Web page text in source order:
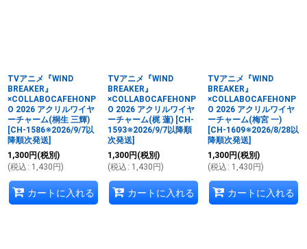
TVアニメ『WIND
BREAKER』
×COLLABOCAFEHONP
O 2026 アクリルワイヤ
ーチャーム(桐生 三輝)
[CH-1586※2026/9/7以
降順次発送]
1,300円 (税別)
(税込 : 1,430 円)
カートに入れる
TVアニメ『WIND
BREAKER』
×COLLABOCAFEHONP
O 2026 アクリルワイヤ
ーチャーム(梶 蓮) [CH-
1593※2026/9/7以降順
次発送]
1,300円 (税別)
(税込 : 1,430 円)
カートに入れる
TVアニメ『WIND
BREAKER』
×COLLABOCAFEHONP
O 2026 アクリルワイヤ
ーチャーム(梅宮 一)
[CH-1609※2026/8/28以
降順次発送]
1,300円 (税別)
(税込 : 1,430 円)
カートに入れる